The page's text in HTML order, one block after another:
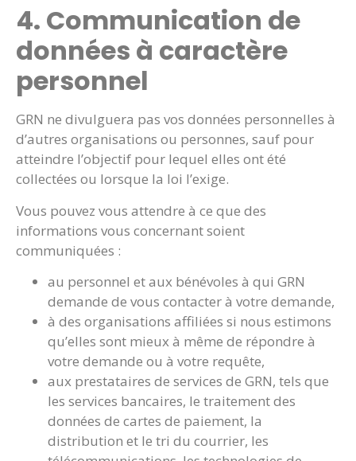
4. Communication de
données à caractère
personnel
GRN ne divulguera pas vos données personnelles à
d’autres organisations ou personnes, sauf pour
atteindre l’objectif pour lequel elles ont été
collectées ou lorsque la loi l’exige.
Vous pouvez vous attendre à ce que des
informations vous concernant soient
communiquées :
au personnel et aux bénévoles à qui GRN
demande de vous contacter à votre demande,
à des organisations affiliées si nous estimons
qu’elles sont mieux à même de répondre à
votre demande ou à votre requête,
aux prestataires de services de GRN, tels que
les services bancaires, le traitement des
données de cartes de paiement, la
distribution et le tri du courrier, les